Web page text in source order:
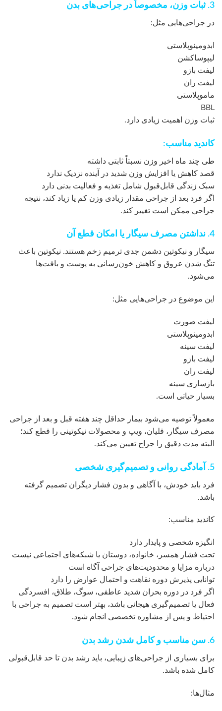
3. ثبات وزن، مخصوصاً در جراحی‌های بدن
در جراحی‌هایی مثل:
ابدومینوپلاستی
لیپوساکشن
لیفت بازو
لیفت ران
ماموپلاستی
BBL
ثبات وزن اهمیت زیادی دارد.
کاندید مناسب:
طی چند ماه اخیر وزن نسبتاً ثابتی داشته
قصد کاهش یا افزایش وزن شدید در آینده نزدیک ندارد
سبک زندگی قابل‌قبول شامل تغذیه و فعالیت بدنی دارد
اگر فرد بعد از جراحی مقدار زیادی وزن کم یا زیاد کند، نتیجه
جراحی ممکن است تغییر کند.
4. نداشتن مصرف سیگار یا امکان قطع آن
سیگار و نیکوتین دشمن جدی ترمیم زخم هستند. نیکوتین باعث
تنگ شدن عروق و کاهش خون‌رسانی به پوست و بافت‌ها
می‌شود.
این موضوع در جراحی‌هایی مثل:
لیفت صورت
ابدومینوپلاستی
لیفت سینه
لیفت بازو
لیفت ران
بازسازی سینه
بسیار حیاتی است.
معمولاً توصیه می‌شود بیمار حداقل چند هفته قبل و بعد از جراحی
مصرف سیگار، قلیان، ویپ و محصولات نیکوتینی را قطع کند؛
البته مدت دقیق را جراح تعیین می‌کند.
5. آمادگی روانی و تصمیم‌گیری شخصی
فرد باید خودش، با آگاهی و بدون فشار دیگران تصمیم گرفته
باشد.
کاندید مناسب:
انگیزه شخصی و پایدار دارد
تحت فشار همسر، خانواده، دوستان یا شبکه‌های اجتماعی نیست
درباره مزایا و محدودیت‌های جراحی آگاه است
توانایی پذیرش دوره نقاهت و احتمال عوارض را دارد
اگر فرد در دوره بحران شدید عاطفی، سوگ، طلاق، افسردگی
فعال یا تصمیم‌گیری هیجانی باشد، بهتر است تصمیم به جراحی با
احتیاط و پس از مشاوره تخصصی انجام شود.
6. سن مناسب و کامل شدن رشد بدن
برای بسیاری از جراحی‌های زیبایی، باید رشد بدن تا حد قابل‌قبولی
کامل شده باشد.
مثال‌ها: